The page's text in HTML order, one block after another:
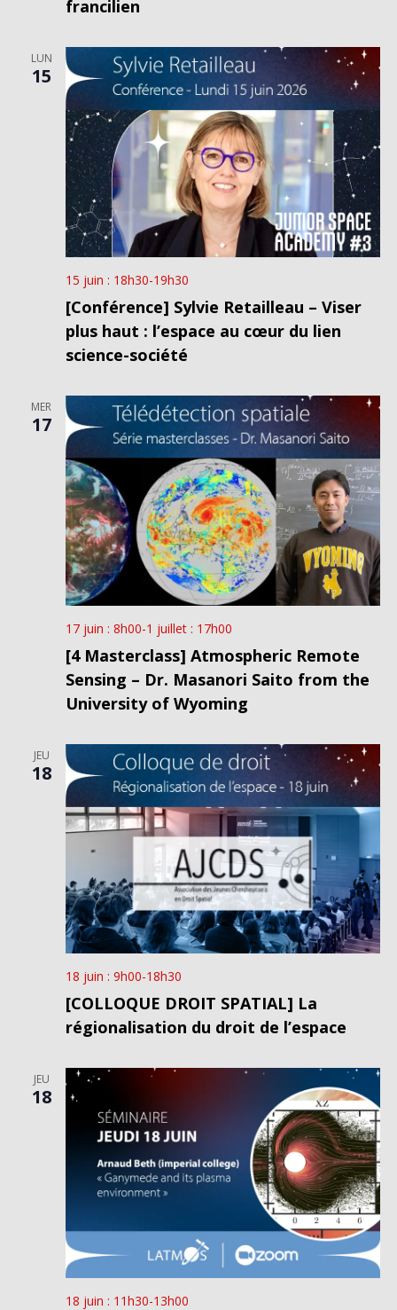
francilien
LUN
15
[Conférence] Sylvie Retailleau – Viser
plus haut : l’espace au cœur du lien
science-société
15 juin : 18h30-19h30
MER
17
[4 Masterclass] Atmospheric Remote
Sensing – Dr. Masanori Saito from the
University of Wyoming
17 juin : 8h00-1 juillet : 17h00
JEU
18
[COLLOQUE DROIT SPATIAL] La
régionalisation du droit de l’espace
18 juin : 9h00-18h30
JEU
18
18 juin : 11h30-13h00